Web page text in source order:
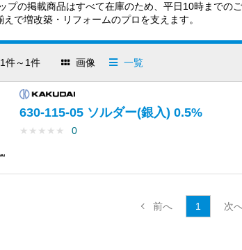
プの掲載商品はすべて在庫のため、平日10時までの
で増改築・リフォームのプロを支えます。
件～1件 画像 一覧
630-115-05 ソルダー(銀入) 0.5%
★ ★ ★ ★ ★ 0
1